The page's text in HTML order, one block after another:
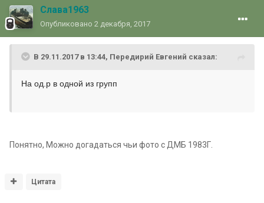
Слава1963
Опубликовано 2 декабря, 2017
В 29.11.2017 в 13:44, Передирий Евгений сказал:
На од.р в одной из групп
Понятно, Можно догадаться чьи фото с ДМБ 1983Г.
Цитата